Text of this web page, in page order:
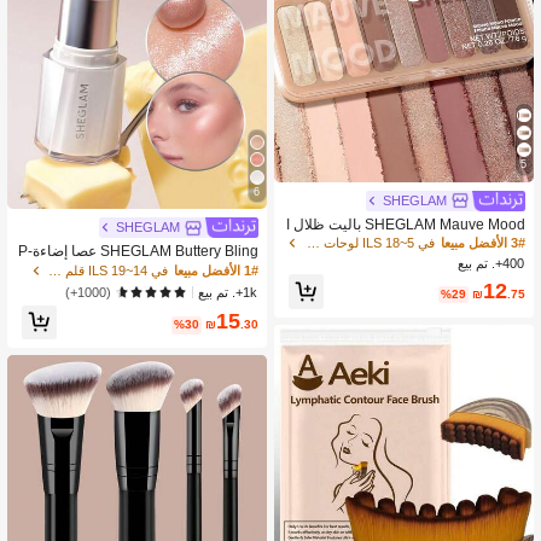
5
SHEGLAM
SHEGLAM Mauve Mood باليت ظلال ا
لعيون ماركة تجميل ومكياج للنساء والفتي
ات
3# الأفضل مبيعا
في 5~18 ILS لوحات ظلال العيون
400+. تم بيع
₪12.75
%29
6
SHEGLAM
SHEGLAM Buttery Bling عصا إضاءة-P
ink Satin هايلايت هايلايتر ماركة تجميل و
مكياج للنساء والفتيات
1# الأفضل مبيعا
1k+. تم بيع
(1000+)
₪15.30
%30